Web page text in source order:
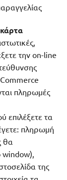
την on-line
πληρωμές
επιλέξετε τα
πληρωμή
θα
της